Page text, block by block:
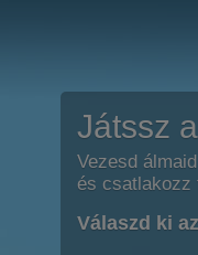
Játssz
Vezesd
és csatlakozz
Válaszd ki